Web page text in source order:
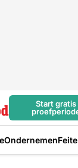
Start gratis
Ondernemen